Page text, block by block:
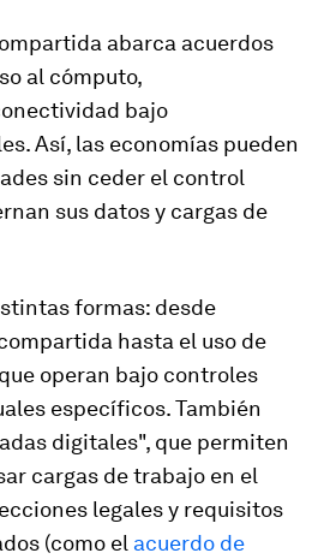
abarca acuerdos
al cómputo,
bajo
Así, las economías pueden
sin ceder el control
sus datos y cargas de
formas: desde
hasta el uso de
operan bajo controles
específicos. También
digitales", que permiten
cargas de trabajo en el
legales y requisitos
(como el acuerdo de